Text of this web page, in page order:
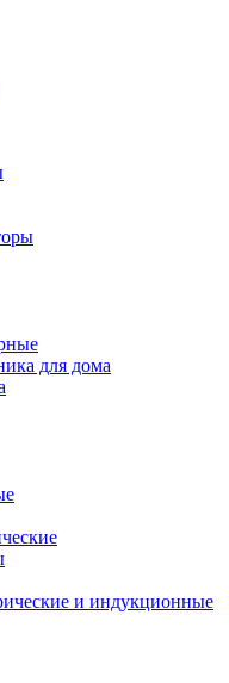
для дома
и индукционные